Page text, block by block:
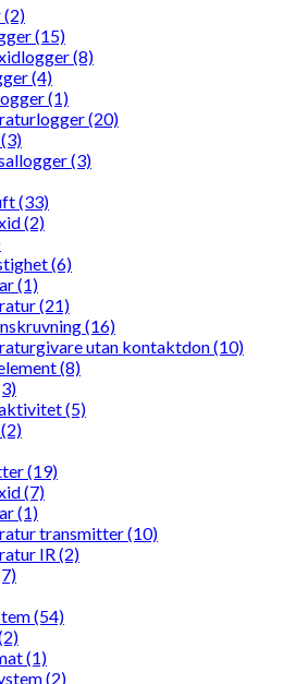
(2)
(15)
(8)
(4)
(1)
(20)
(3)
(33)
(2)
(6)
(1)
(21)
(16)
utan kontaktdon (10)
(8)
(5)
(19)
(7)
(1)
transmitter (10)
IR (2)
(54)
(1)
(2)